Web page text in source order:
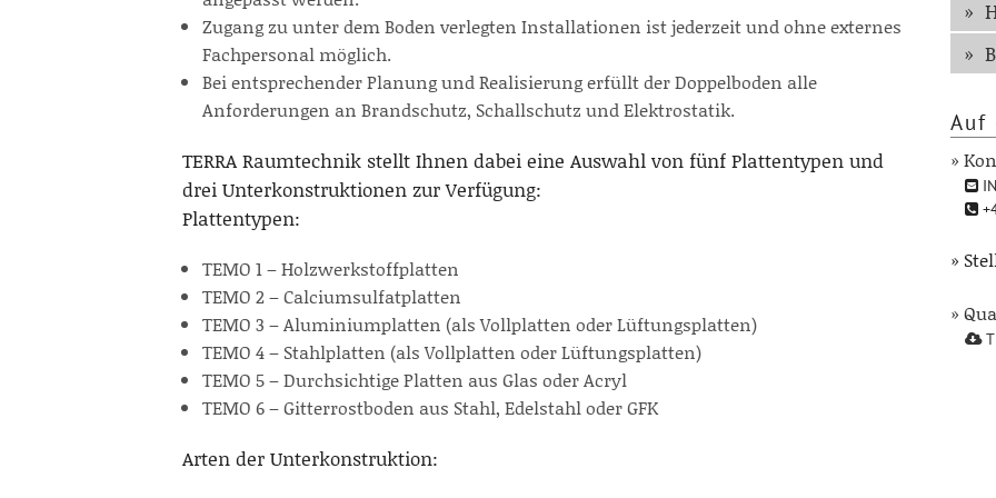
Zugang zu unter dem Boden verlegten Installationen ist jederzeit und ohne externes
Fachpersonal möglich.
Bei entsprechender Planung und Realisierung erfüllt der Doppelboden alle
Anforderungen an Brandschutz, Schallschutz und Elektrostatik.
TERRA Raumtechnik stellt Ihnen dabei eine Auswahl von fünf Plattentypen und
drei Unterkonstruktionen zur Verfügung:
Plattentypen:
TEMO 1 – Holzwerkstoffplatten
TEMO 2 – Calciumsulfatplatten
TEMO 3 – Aluminiumplatten (als Vollplatten oder Lüftungsplatten)
TEMO 4 – Stahlplatten (als Vollplatten oder Lüftungsplatten)
TEMO 5 – Durchsichtige Platten aus Glas oder Acryl
TEMO 6 – Gitterrostboden aus Stahl, Edelstahl oder GFK
Arten der Unterkonstruktion:
Auf
»
»
»